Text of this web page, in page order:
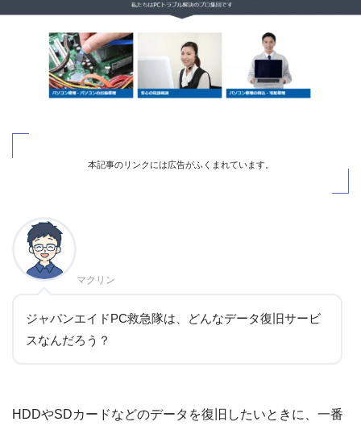
本記事のリンクには広告がふくまれています。
マクリン
ジャパンエイドPC救急隊は、どんなデータ復旧サービ
スなんだろう？
HDDやSDカードなどのデータを復旧したいときに、一番